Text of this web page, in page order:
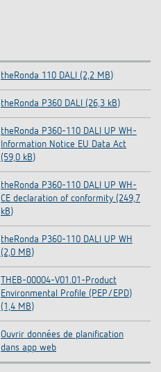
theRonda 110 DALI (2,2 MB)
theRonda P360 DALI (26,3 kB)
theRonda P360-110 DALI UP WH-
Information Notice EU Data Act
(59,0 kB)
theRonda P360-110 DALI UP WH-
CE declaration of conformity (249,7
kB)
theRonda P360-110 DALI UP WH
(2,0 MB)
THEB-00004-V01.01-Product
Environmental Profile (PEP/EPD)
(1,4 MB)
Ouvrir données de planification
dans app web